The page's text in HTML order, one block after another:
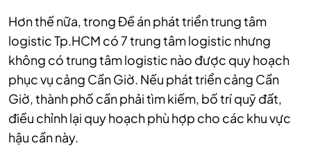
Hơn thế nữa, trong Đề án phát triển trung tâm
logistic Tp.HCM có 7 trung tâm logistic nhưng
không có trung tâm logistic nào được quy hoạch
phục vụ cảng Cần Giờ. Nếu phát triển cảng Cần
Giờ, thành phố cần phải tìm kiếm, bố trí quỹ đất,
điều chỉnh lại quy hoạch phù hợp cho các khu vực
hậu cần này.